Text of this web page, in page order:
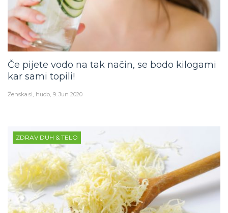
Če pijete vodo na tak način, se bodo kilogami
kar sami topili!
Ženska.si hudo 9. Jun 2020
ZDRAV DUH & TELO